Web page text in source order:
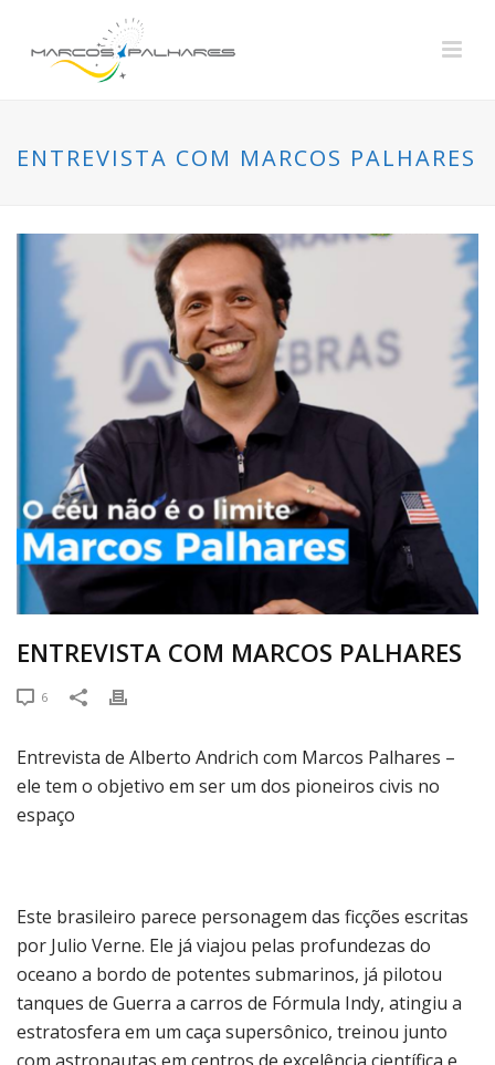
ENTREVISTA COM MARCOS PALHARES
ENTREVISTA COM MARCOS PALHARES
6
Entrevista de Alberto Andrich com Marcos Palhares –
ele tem o objetivo em ser um dos pioneiros civis no
espaço
Este brasileiro parece personagem das ficções escritas
por Julio Verne. Ele já viajou pelas profundezas do
oceano a bordo de potentes submarinos, já pilotou
tanques de Guerra a carros de Fórmula Indy, atingiu a
estratosfera em um caça supersônico, treinou junto